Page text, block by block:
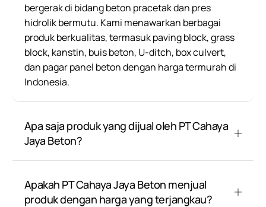
bergerak di bidang beton pracetak dan pres
hidrolik bermutu. Kami menawarkan berbagai
produk berkualitas, termasuk paving block, grass
block, kanstin, buis beton, U-ditch, box culvert,
dan pagar panel beton dengan harga termurah di
Indonesia.
Apa saja produk yang dijual oleh PT Cahaya
Jaya Beton?
Apakah PT Cahaya Jaya Beton menjual
produk dengan harga yang terjangkau?